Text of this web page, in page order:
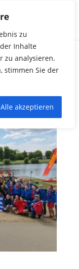
zu
Inhalte
zu analysieren.
stimmen Sie der
Alle akzeptieren